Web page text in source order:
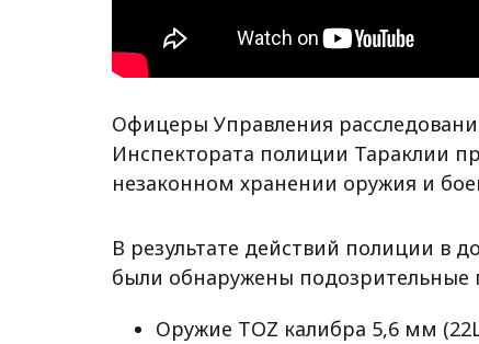
Офицеры Управления
Инспектората полиции Тараклии
незаконном хранении оружия и
В результате действий полиции в
были обнаружены подозрительные
Оружие TOZ калибра 5,6 мм